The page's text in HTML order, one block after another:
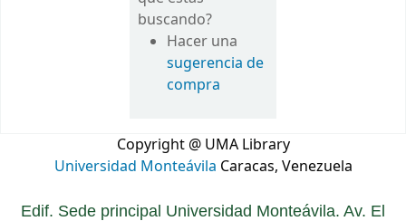
buscando?
Hacer una
sugerencia de
compra
Copyright @ UMA Library
Universidad Monteávila Caracas, Venezuela
Edif. Sede principal Universidad Monteávila. Av. El